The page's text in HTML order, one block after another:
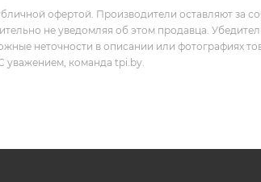
офертой. Производители оставляют за
не уведомляя об этом продавца.
неточности в описании или фотографиях
уважением, команда tpi.by.